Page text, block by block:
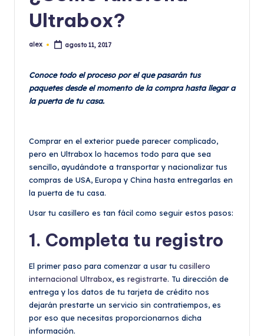
Ultrabox?
Publicado
alex agosto 11, 2017
Conoce todo el proceso por el que pasarán tus
paquetes desde el momento de la compra hasta llegar a
la puerta de tu casa.
Comprar en el exterior puede parecer complicado,
pero en Ultrabox lo hacemos todo para que sea
sencillo, ayudándote a transportar y nacionalizar tus
compras de USA, Europa y China hasta entregarlas en
la puerta de tu casa.
Usar tu casillero es tan fácil como seguir estos pasos:
1. Completa tu registro
El primer paso para comenzar a usar tu casillero
internacional Ultrabox, es registrarte. Tu dirección de
entrega y los datos de tu tarjeta de crédito nos
dejarán prestarte un servicio sin contratiempos, es
por eso que necesitas proporcionarnos dicha
información.